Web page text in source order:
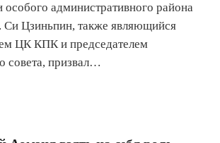
административного района
Си Цзиньпин, также являющийся
ЦК КПК и председателем
совета, призвал…